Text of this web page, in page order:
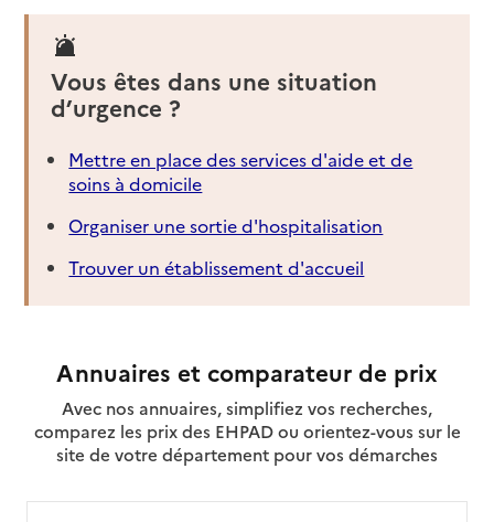
Vous êtes dans une situation
d’urgence ?
Mettre en place des services d'aide et de
soins à domicile
Organiser une sortie d'hospitalisation
Trouver un établissement d'accueil
Annuaires et comparateur de prix
Avec nos annuaires, simplifiez vos recherches,
comparez les prix des EHPAD ou orientez-vous sur le
site de votre département pour vos démarches